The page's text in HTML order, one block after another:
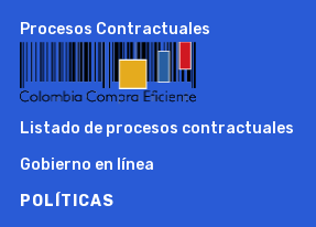
Procesos Contractuales
Listado de procesos contractuales
Gobierno en línea
POLÍTICAS